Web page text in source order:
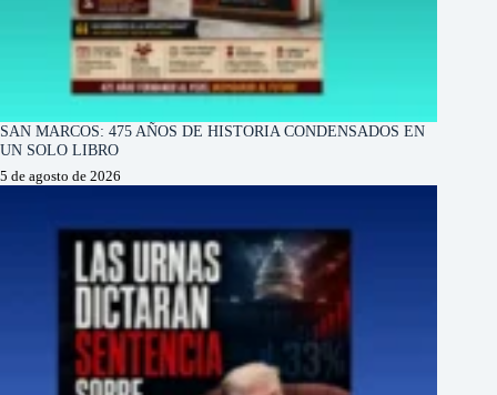
SAN MARCOS: 475 AÑOS DE HISTORIA CONDENSADOS EN
UN SOLO LIBRO
5 de agosto de 2026